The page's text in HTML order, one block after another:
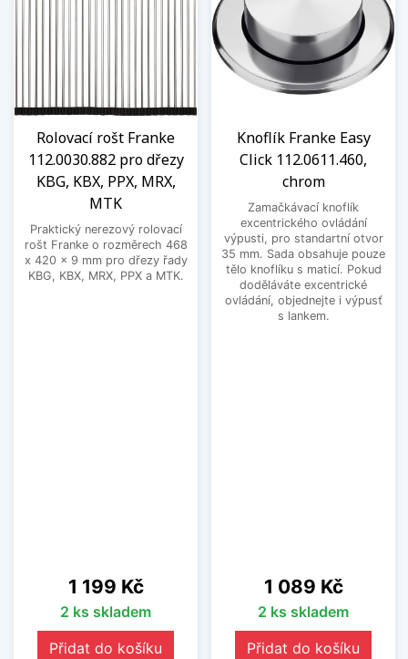
Rolovací rošt Franke
112.0030.882 pro dřezy
KBG, KBX, PPX, MRX,
MTK
Praktický nerezový rolovací
rošt Franke o rozměrech 468
x 420 x 9 mm pro dřezy řady
KBG, KBX, MRX, PPX a MTK.
Cena
1 199 Kč
2 ks skladem
Přidat do košíku
Knoflík Franke Easy
Click 112.0611.460,
chrom
Zamačkávací knoflík
excentrického ovládání
výpusti, pro standartní otvor
35 mm. Sada obsahuje pouze
tělo knoflíku s maticí. Pokud
doděláváte excentrické
ovládání, objednejte i výpusť
s lankem.
Cena
1 089 Kč
2 ks skladem
Přidat do košíku